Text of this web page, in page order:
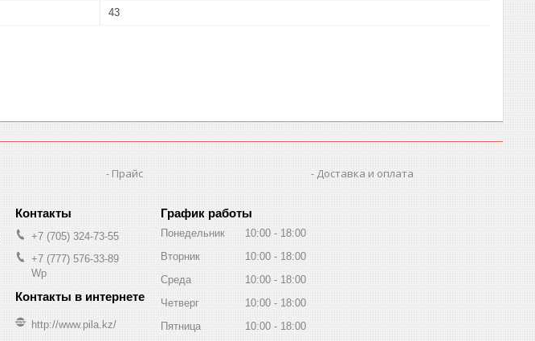
43
Прайс Доставка и оплата
+7 (705) 324-73-55
+7 (777) 576-33-89
Wp
http://www.pila.kz/
График работы
Понедельник 10:00
18:00
Вторник
10:00
18:00
Среда
10:00
18:00
Четверг
10:00
18:00
Пятница
10:00
18:00